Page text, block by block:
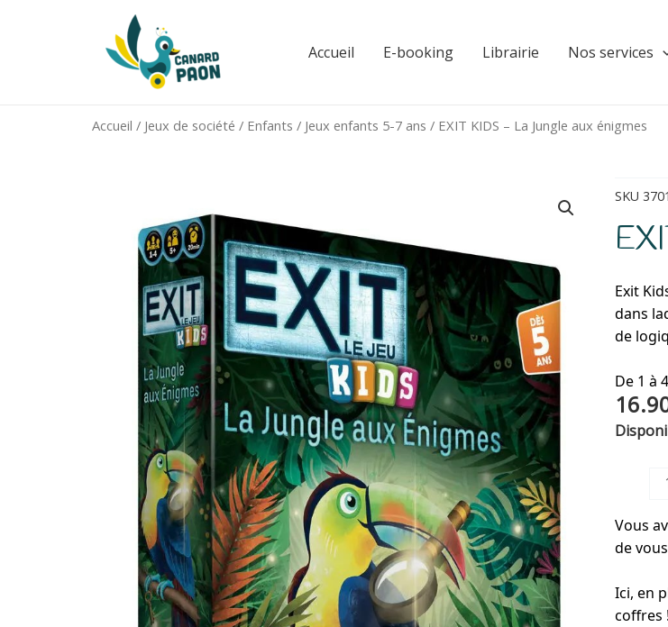
Accueil E-booking Librairie Nos services
Accueil / Jeux de société / Enfants / Jeux enfants 5-7 ans / EXIT KIDS – La Jungle aux énigmes
SKU
Exit
dans
de
De 1 à
-
La
aux
énigmes
Vous
de
Ici, en
coffres